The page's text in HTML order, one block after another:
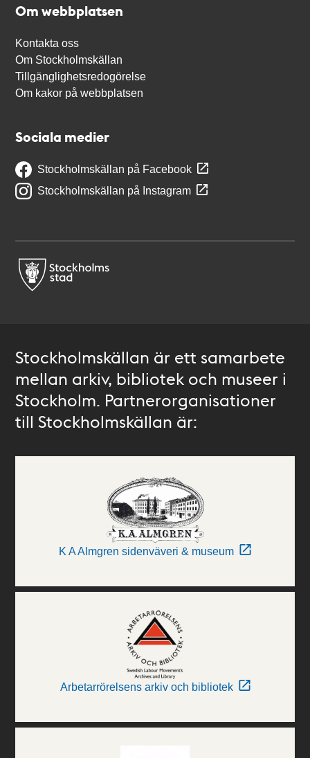
Om webbplatsen
Kontakta oss
Om Stockholmskällan
Tillgänglighetsredogörelse
Om kakor på webbplatsen
Sociala medier
Stockholmskällan på Facebook
Stockholmskällan på Instagram
Stockholmskällan är ett samarbete
mellan arkiv, bibliotek och museer i
Stockholm. Partnerorganisationer
till Stockholmskällan är:
K A Almgren sidenväveri & museum
Arbetarrörelsens arkiv och bibliotek